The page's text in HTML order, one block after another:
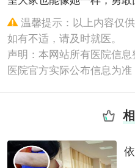
温馨提示：以上内容仅
如有不适，请及时就医。
声明：本网站所有医院信
医院官方实际公布信息为准